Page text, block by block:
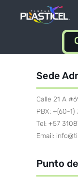
Sede
Calle 21 A
PBX: +(60-1)
Tel: +57
Email:
Punto